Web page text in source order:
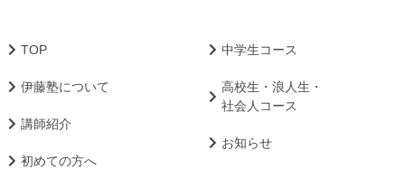
TOP
伊藤塾について
講師紹介
初めての方へ
中学生コース
高校生・浪人生・
社会人コース
お知らせ